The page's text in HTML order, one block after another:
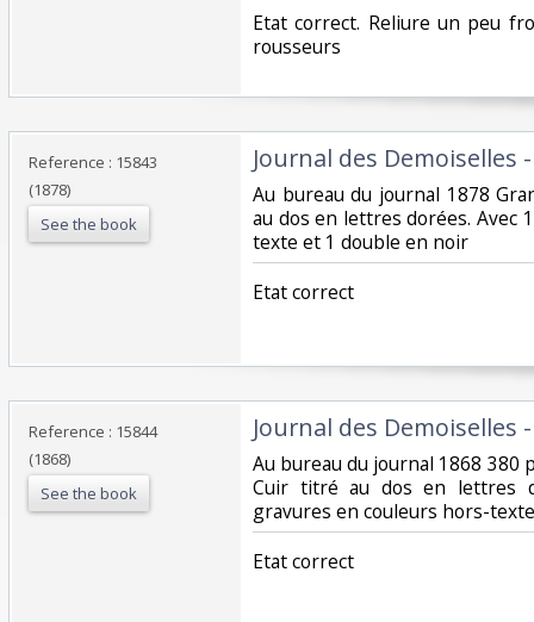
‎Etat correct. Reliure un peu
rousseurs‎
Reference : 15843
(1878)
See the book
‎Journal des Demoiselles
‎Au bureau du journal 1878
au dos en lettres dorées. Avec
texte et 1 double en noir‎
‎Etat correct‎
Reference : 15844
(1868)
See the book
‎Journal des Demoiselles
‎Au bureau du journal 1868 380
Cuir titré au dos en lettres
gravures en couleurs hors-
‎Etat correct‎